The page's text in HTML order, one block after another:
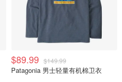
$89.99 $149.99
Patagonia 男士轻量有机棉卫衣